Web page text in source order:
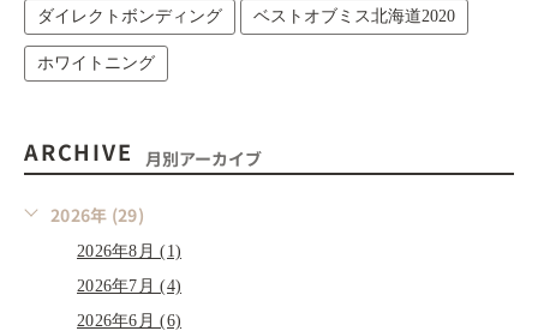
ダイレクトボンディング ベストオブミス北海道2020
ホワイトニング
ARCHIVE 月別アーカイブ
2026年 (29)
2026年8月 (1)
2026年7月 (4)
2026年6月 (6)